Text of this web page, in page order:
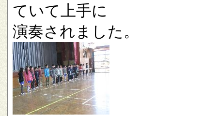
ていて上手に
演奏されました。